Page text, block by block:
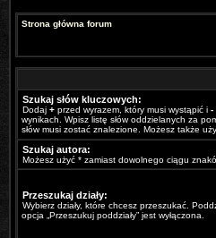
Strona główna forum
Szukaj słów kluczowych:
Dodaj + przed wyrazem, który musi wystąpić i -
wynikach. Wpisz listę słów oddzielanych za
słów musi zostać znalezione. Możesz także
Szukaj autora:
Możesz użyć * zamiast dowolnego ciągu
Przeszukaj działy:
Wybierz działy, które chcesz przeszukać.
opcja „Przeszukuj poddziały” jest wyłączona.